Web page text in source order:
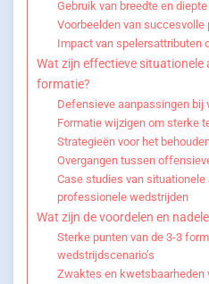
Gebruik van breedte en
Voorbeelden van
Impact van spelersattributen
Wat zijn effectieve situationele
formatie?
Defensieve aanpassingen bij
Formatie wijzigen om sterke
Strategieën voor het
Overgangen tussen
Case studies van situationele
professionele wedstrijden
Wat zijn de voordelen en
Sterke punten van de 3-3
wedstrijdscenario’s
Zwaktes en kwetsbaarheden